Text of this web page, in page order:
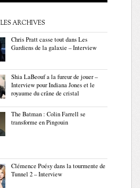
ARCHIVES
Chris Pratt casse tout dans Les
Gardiens de la galaxie – Interview
Shia LaBeouf a la fureur de jouer –
Interview pour Indiana Jones et le
royaume du crâne de cristal
The Batman : Colin Farrell se
transforme en Pingouin
Clémence Poésy dans la tourmente de
Tunnel 2 – Interview